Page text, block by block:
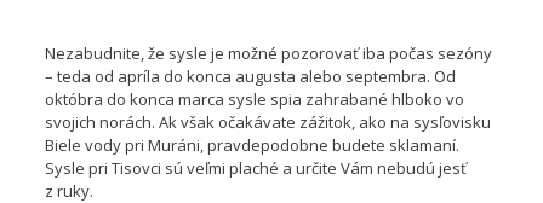
Nezabudnite, že sysle je možné pozorovať iba počas sezóny
– teda od apríla do konca augusta alebo septembra. Od
októbra do konca marca sysle spia zahrabané hlboko vo
svojich norách. Ak však očakávate zážitok, ako na sysľovisku
Biele vody pri Muráni, pravdepodobne budete sklamaní.
Sysle pri Tisovci sú veľmi plaché a určite Vám nebudú jesť
z ruky.